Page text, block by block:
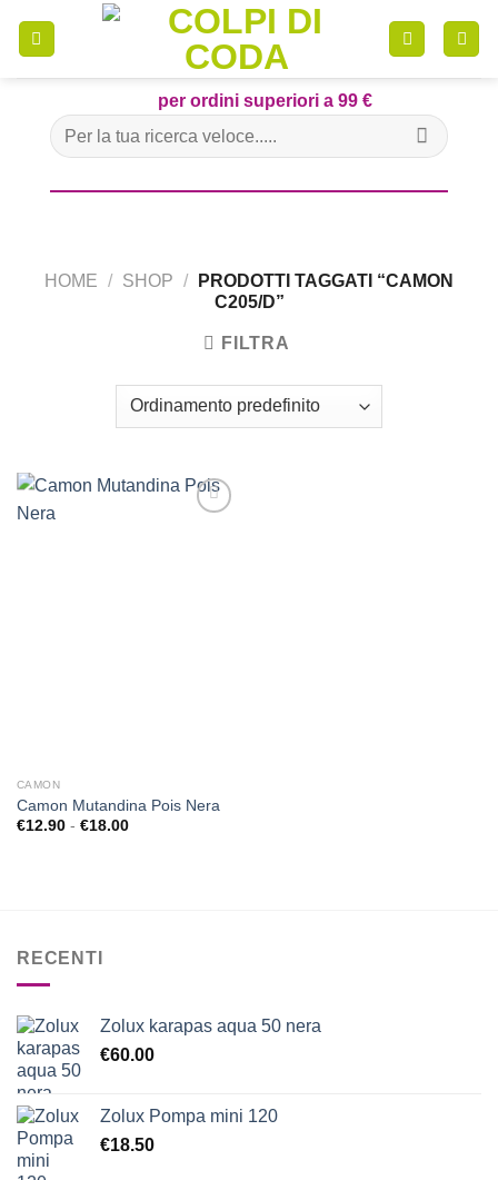
per ordini superiori a 99 €
Cerca:
HOME / SHOP /
PRODOTTI TAGGATI “CAMON
C205/D”
FILTRA
CAMON
Camon Mutandina Pois Nera
€12.90 - €18.00Fascia
RECENTI
Zolux karapas aqua 50 nera
€60.00
Zolux Pompa mini 120
€18.50